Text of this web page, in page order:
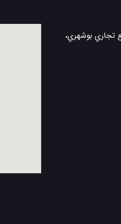
تجاري بوشهري،